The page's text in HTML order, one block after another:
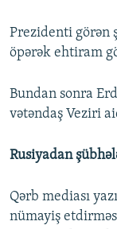
Prezidenti görən
öpərək ehtiram
Bundan sonra
vətəndaş Veziri
Rusiyadan
Qərb mediası
nümayiş